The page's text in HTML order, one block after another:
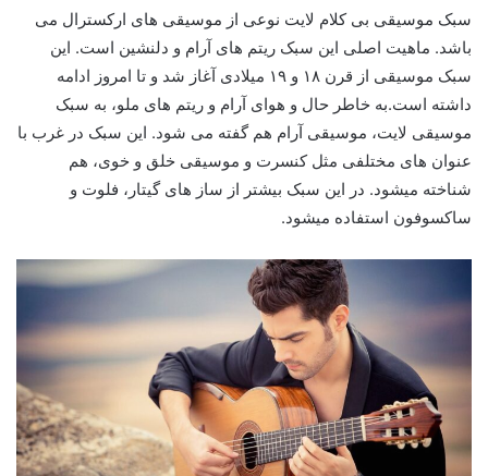
سبک موسیقی بی کلام لایت نوعی از موسیقی های ارکسترال می
باشد. ماهیت اصلی این سبک ریتم های آرام و دلنشین است. این
سبک موسیقی از قرن ۱۸ و ۱۹ میلادی آغاز شد و تا امروز ادامه
داشته است.به خاطر حال و هوای آرام و ریتم های ملو، به سبک
موسیقی لایت، موسیقی آرام هم گفته می شود. این سبک در غرب با
عنوان های مختلفی مثل کنسرت و موسیقی خلق و خوی، هم
شناخته میشود. در این سبک بیشتر از ساز های گیتار، فلوت و
ساکسوفون استفاده میشود.